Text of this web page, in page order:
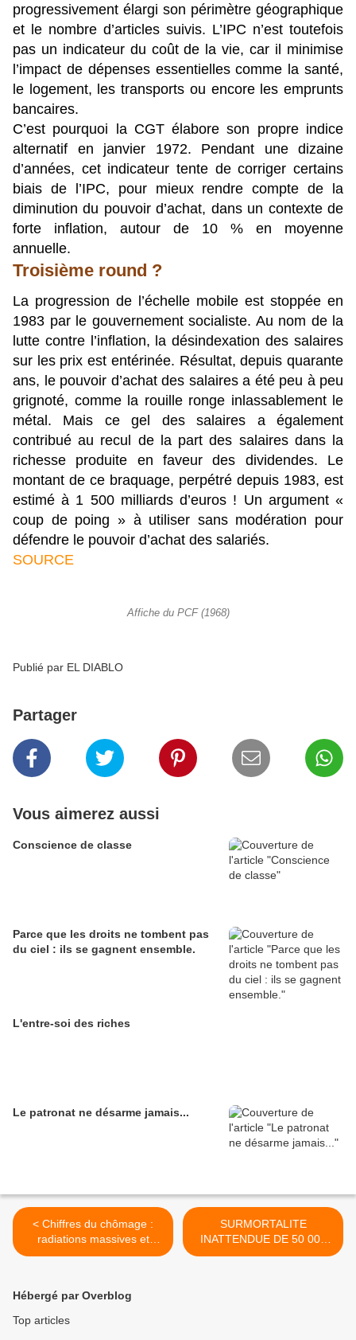
progressivement élargi son périmètre géographique
et le nombre d’articles suivis. L’IPC n’est toutefois
pas un indicateur du coût de la vie, car il minimise
l’impact de dépenses essentielles comme la santé,
le logement, les transports ou encore les emprunts
bancaires.
C’est pourquoi la CGT élabore son propre indice
alternatif en janvier 1972. Pendant une dizaine
d’années, cet indicateur tente de corriger certains
biais de l’IPC, pour mieux rendre compte de la
diminution du pouvoir d’achat, dans un contexte de
forte inflation, autour de 10 % en moyenne
annuelle.
Troisième round ?
La progression de l’échelle mobile est stoppée en
1983 par le gouvernement socialiste. Au nom de la
lutte contre l’inflation, la désindexation des salaires
sur les prix est entérinée. Résultat, depuis quarante
ans, le pouvoir d’achat des salaires a été peu à peu
grignoté, comme la rouille ronge inlassablement le
métal. Mais ce gel des salaires a également
contribué au recul de la part des salaires dans la
richesse produite en faveur des dividendes. Le
montant de ce braquage, perpétré depuis 1983, est
estimé à 1 500 milliards d’euros ! Un argument «
coup de poing » à utiliser sans modération pour
défendre le pouvoir d’achat des salariés.
SOURCE
Affiche du PCF (1968)
Publié par EL DIABLO
Partager
Vous aimerez aussi
Conscience de classe
Parce que les droits ne tombent pas
du ciel : ils se gagnent ensemble.
L'entre-soi des riches
Le patronat ne désarme jamais...
< Chiffres du chômage :
radiations massives et
augmentation des contrats
SURMORTALITE
INATTENDUE DE 50 000
PERSONNES L'AN PASSÉ
Hébergé par Overblog
Top articles